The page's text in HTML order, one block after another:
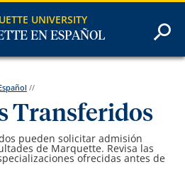
UNIVERSITY
EN ESPAÑOL
//
Transferidos
pueden solicitar admisión
de Marquette. Revisa las
ofrecidas antes de